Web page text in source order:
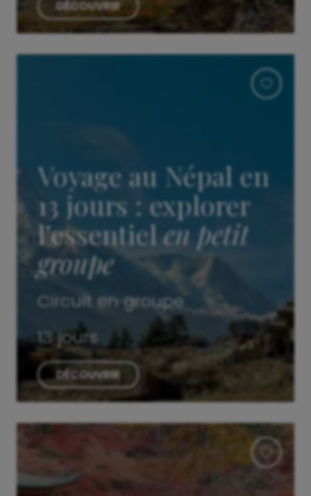
DÉCOUVRIR
Voyage au Népal en
13 jours : explorer
l’essentielen petit
groupe
Circuit en groupe
13 jours
DÉCOUVRIR